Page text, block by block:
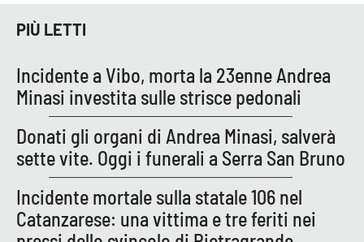
Eventi
Food
Storie
LAC
NETWORK
PIÙ LETTI
Incidente a Vibo, morta la 23enne Andrea
Minasi investita sulle strisce pedonali
Donati gli organi di Andrea Minasi, salverà
sette vite. Oggi i funerali a Serra San Bruno
Incidente mortale sulla statale 106 nel
Catanzarese: una vittima e tre feriti nei